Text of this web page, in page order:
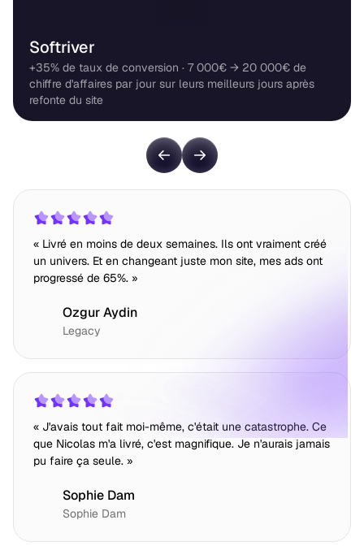
Softriver
+35% de taux de conversion · 7 000€ → 20 000€ de
chiffre d'affaires par jour sur leurs meilleurs jours après
refonte du site
« Livré en moins de deux semaines. Ils ont vraiment créé
un univers. Et en changeant juste mon site, mes ads ont
progressé de 65%. »
Ozgur Aydin
Legacy
« J'avais tout fait moi-même, c'était une catastrophe. Ce
que Nicolas m'a livré, c'est magnifique. Je n'aurais jamais
pu faire ça seule. »
Sophie Dam
Sophie Dam